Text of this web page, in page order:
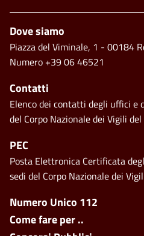
Footer side menu
Numero Unico 112
Come fare per ..
Piè di pagina
Dove siamo
Piazza del Viminale, 1 - 00184
Numero +39 06 46521
Contatti
Elenco dei contatti degli uffici e
del Corpo Nazionale dei Vigili del
PEC
Posta Elettronica Certificata
sedi del Corpo Nazionale dei